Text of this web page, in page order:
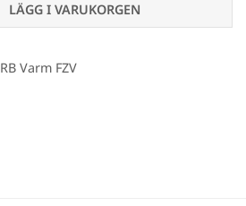
LÄGG I VARUKORGEN
Varm FZV